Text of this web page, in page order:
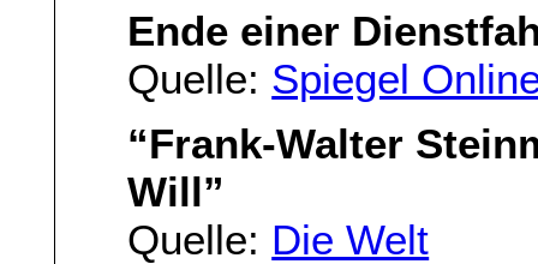
Ende einer
Quelle: Spiegel
“Frank-Walter
Will”
Quelle: Die Welt